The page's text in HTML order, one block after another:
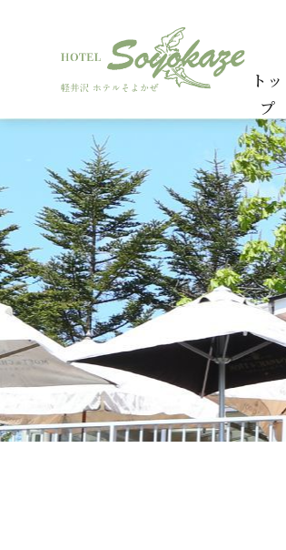
ビビちゃんです。 | ゲストご
トッ
プ